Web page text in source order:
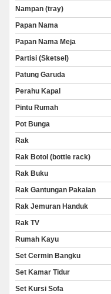
Nampan (tray)
Papan Nama
Papan Nama Meja
Partisi (Sketsel)
Patung Garuda
Perahu Kapal
Pintu Rumah
Pot Bunga
Rak
Rak Botol (bottle rack)
Rak Buku
Rak Gantungan Pakaian
Rak Jemuran Handuk
Rak TV
Rumah Kayu
Set Cermin Bangku
Set Kamar Tidur
Set Kursi Sofa